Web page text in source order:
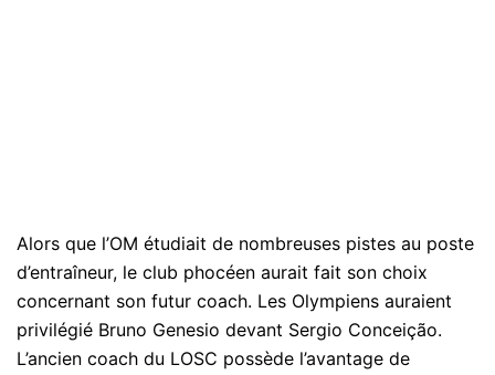
Alors que l’OM étudiait de nombreuses pistes au poste
d’entraîneur, le club phocéen aurait fait son choix
concernant son futur coach. Les Olympiens auraient
privilégié Bruno Genesio devant Sergio Conceição.
L’ancien coach du LOSC possède l’avantage de